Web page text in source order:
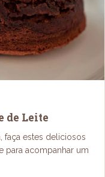
de Leite
faça estes deliciosos
para acompanhar um